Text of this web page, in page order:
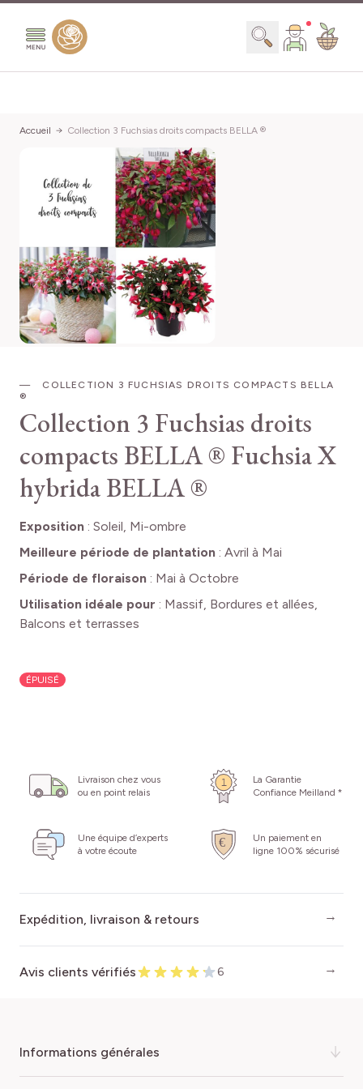
Chercher
Accueil Collection 3 Fuchsias droits compacts BELLA ®
COLLECTION 3 FUCHSIAS DROITS COMPACTS BELLA
®
Collection 3 Fuchsias droits
compacts BELLA ® Fuchsia X
hybrida BELLA ®
Exposition : Soleil, Mi-ombre
Meilleure période de plantation : Avril à Mai
Période de floraison : Mai à Octobre
Utilisation idéale pour : Massif, Bordures et allées,
Balcons et terrasses
ÉPUISÉ
Livraison chez vous
ou en point relais
La Garantie
Confiance Meilland *
Une équipe d’experts
à votre écoute
Un paiement en
ligne 100% sécurisé
Expédition, livraison & retours
Avis clients vérifiés 6
informations générales